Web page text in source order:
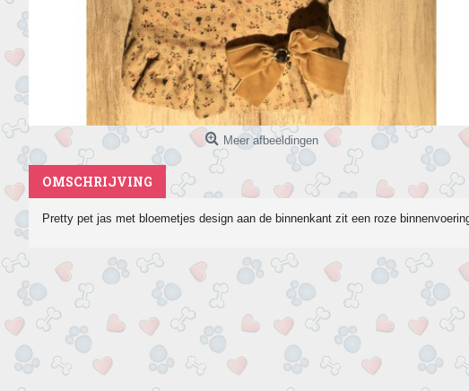
Meer afbeeldingen
OMSCHRIJVING
Pretty pet jas met bloemetjes design aan de binnenkant zit een roze